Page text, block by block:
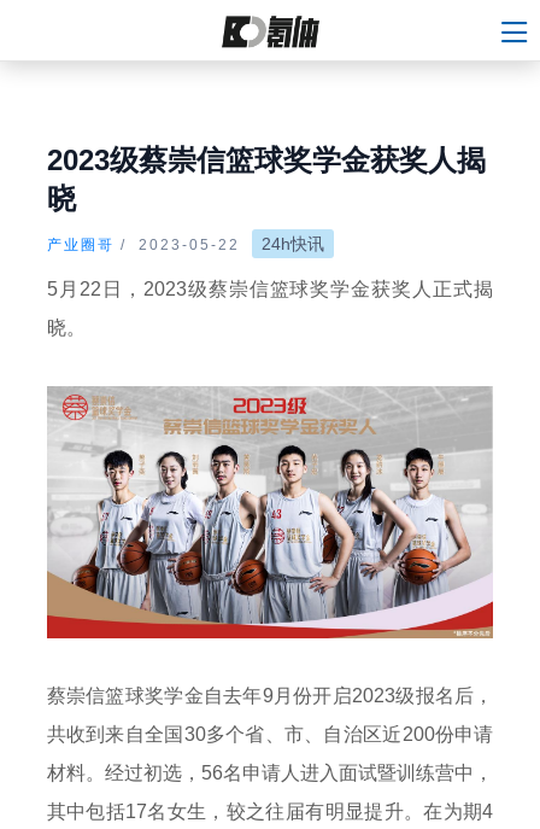
2023级蔡崇信篮球奖学金获奖人揭
晓
产业圈哥 / 2023-05-22 24h快讯
5月22日，2023级蔡崇信篮球奖学金获奖人正式揭
晓。
蔡崇信篮球奖学金自去年9月份开启2023级报名后，
共收到来自全国30多个省、市、自治区近200份申请
材料。经过初选，56名申请人进入面试暨训练营中，
其中包括17名女生，较之往届有明显提升。在为期4